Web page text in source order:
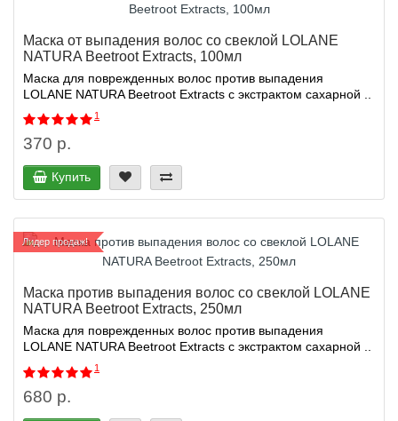
Маска от выпадения волос со свеклой LOLANE
NATURA Beetroot Extracts, 100мл
Маска для поврежденных волос против выпадения
LOLANE NATURA Beetroot Extracts с экстрактом сахарной ..
1
370 р.
Купить
Лидер продаж!
Маска против выпадения волос со свеклой LOLANE
NATURA Beetroot Extracts, 250мл
Маска для поврежденных волос против выпадения
LOLANE NATURA Beetroot Extracts с экстрактом сахарной ..
1
680 р.